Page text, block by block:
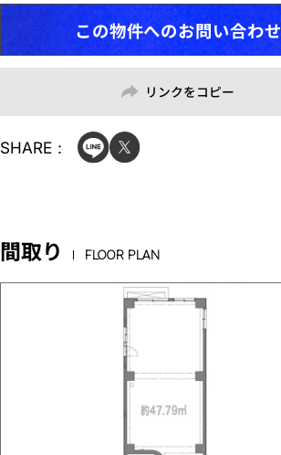
この物件へのお問い合わせ
リンクをコピー
SHARE：
間取り FLOOR PLAN